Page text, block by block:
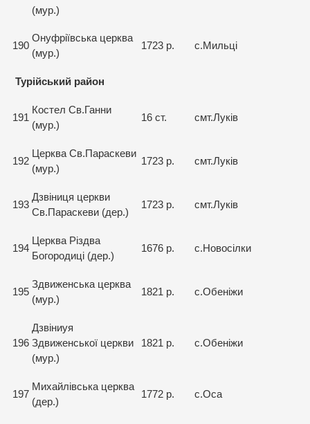
(мур.)
190
Онуфріївська церква
(мур.)
1723 р. с.Мильці
Турійський район
191
Костел Св.Ганни
(мур.)
16 ст. смт.Луків
192
Церква Св.Параскеви
(мур.)
1723 р. смт.Луків
193
Дзвіниця церкви
Св.Параскеви (дер.)
1723 р. смт.Луків
194
Церква Різдва
Богородиці (дер.)
1676 р. с.Новосілки
195
Здвиженська церква
(мур.)
1821 р. с.Обеніжи
196
Дзвіниуя
Здвиженської церкви
(мур.)
1821 р. с.Обеніжи
197
Михайлівська церква
(дер.)
1772 р. с.Оса